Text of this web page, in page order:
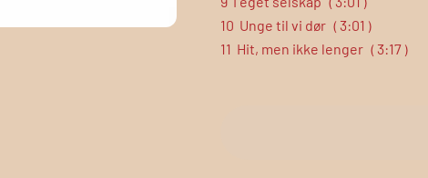
10 Unge til vi dør ( 3:01 )
11 Hit, men ikke lenger ( 3:17 )